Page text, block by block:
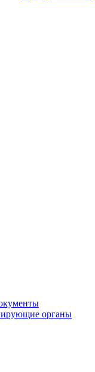
органы